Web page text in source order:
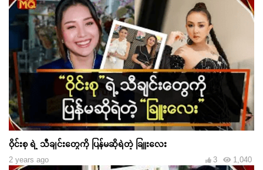
ဝိုင်းစု ရဲ့ သီချင်းတွေကို ပြန်မဆိုရဲတဲ့ ခြူးလေး
2 years ago 1,040
3